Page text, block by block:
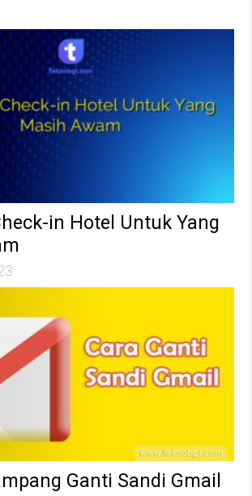
in Hotel Untuk Yang
Ganti Sandi Gmail